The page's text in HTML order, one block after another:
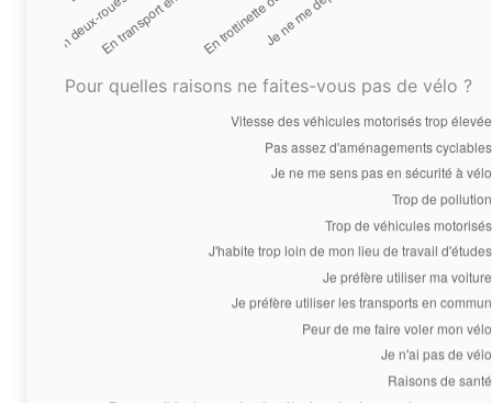
Pour quelles raisons ne faites-vous pas de vélo ?